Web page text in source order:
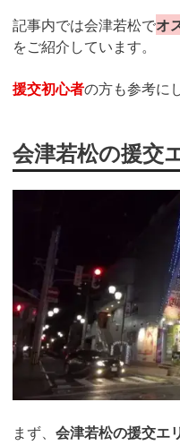
記事内では会津若松でオ
をご紹介しています。
援交初心者の方も参考に
会津若松の援交
まず、 会津若松の援交エ